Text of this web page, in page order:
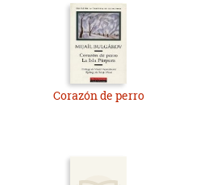
Corazón de perro